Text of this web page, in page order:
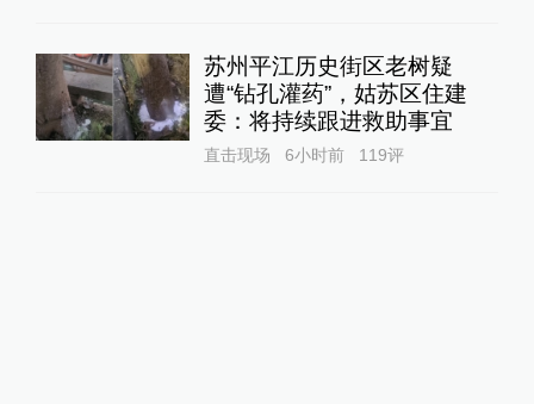
苏州平江历史街区老树疑
遭“钻孔灌药”，姑苏区住建
委：将持续跟进救助事宜
直击现场 6小时前 119评